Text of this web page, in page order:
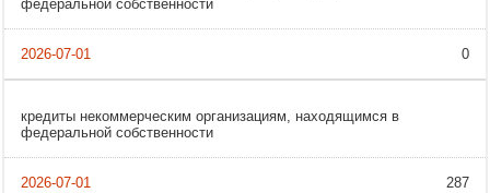
федеральной собственности
0
кредиты некоммерческим организациям, находящимся в
федеральной собственности
287